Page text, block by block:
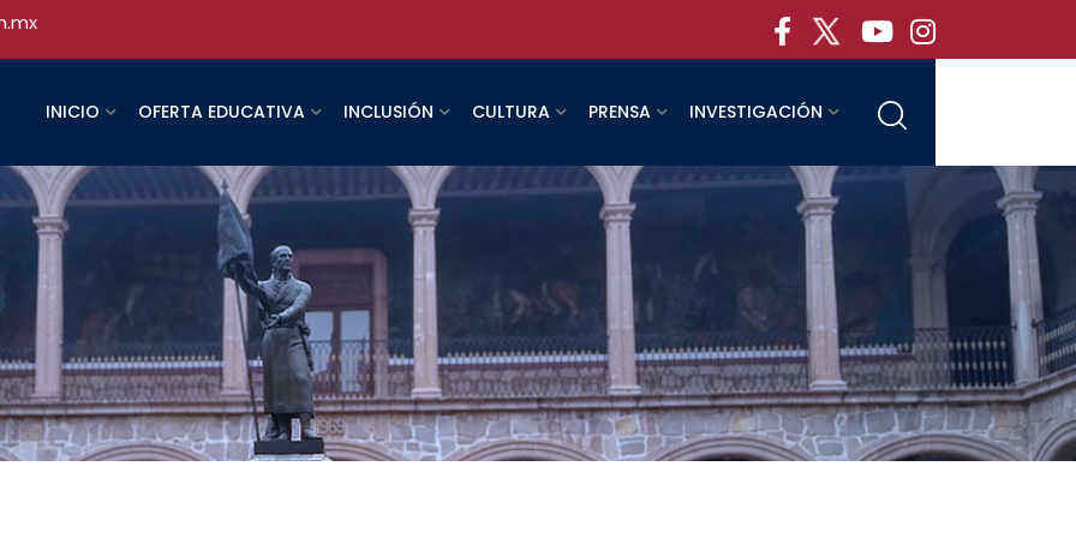
INICIO OFERTA EDUCATIVA INCLUSIÓN CULTURA PRENSA INVESTIGACIÓN